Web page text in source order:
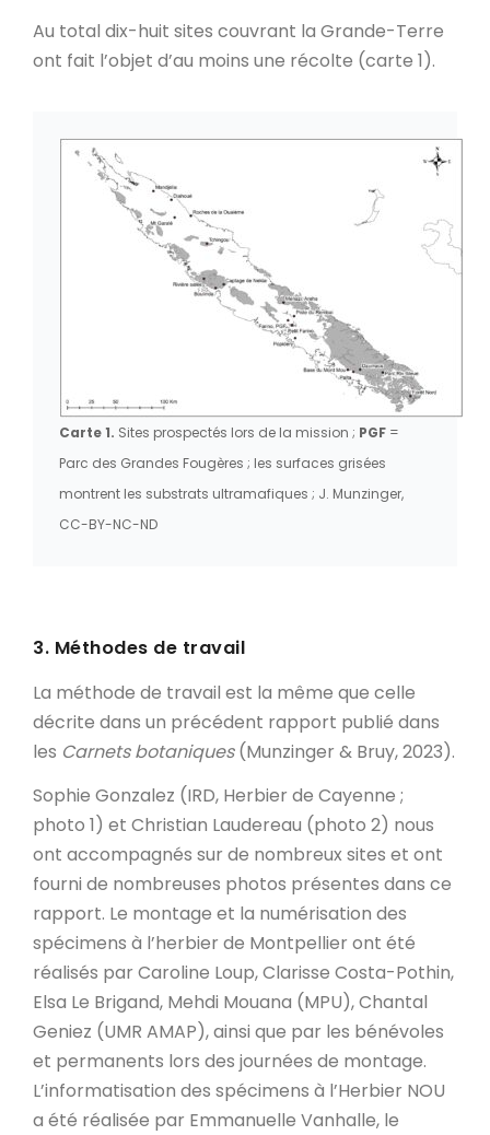
Au total dix-huit sites couvrant la Grande-Terre
ont fait l’objet d’au moins une récolte (carte 1).
Carte 1. Sites prospectés lors de la mission ; PGF =
Parc des Grandes Fougères ; les surfaces grisées
montrent les substrats ultramafiques ; J. Munzinger,
CC-BY-NC-ND
3. Méthodes de travail
La méthode de travail est la même que celle
décrite dans un précédent rapport publié dans
les Carnets botaniques(Munzinger & Bruy, 2023).
Sophie Gonzalez (IRD, Herbier de Cayenne ;
photo 1) et Christian Laudereau (photo 2) nous
ont accompagnés sur de nombreux sites et ont
fourni de nombreuses photos présentes dans ce
rapport. Le montage et la numérisation des
spécimens à l’herbier de Montpellier ont été
réalisés par Caroline Loup, Clarisse Costa-Pothin,
Elsa Le Brigand, Mehdi Mouana (MPU), Chantal
Geniez (UMR AMAP), ainsi que par les bénévoles
et permanents lors des journées de montage.
L’informatisation des spécimens à l’Herbier NOU
a été réalisée par Emmanuelle Vanhalle, le